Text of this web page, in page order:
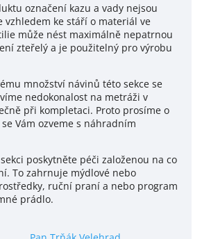
označení kazu a vady nejsou
vzhledem ke stáří o materiál ve
může nést maximálně nepatrnou
zteřelý a je použitelný pro výrobu
množství návinů této sekce se
nedokonalost na metráži v
při kompletaci. Proto prosíme o
Vám ozveme s náhradním
poskytněte péči založenou na co
To zahrnuje mýdlové nebo
ruční praní a nebo program
prádlo.